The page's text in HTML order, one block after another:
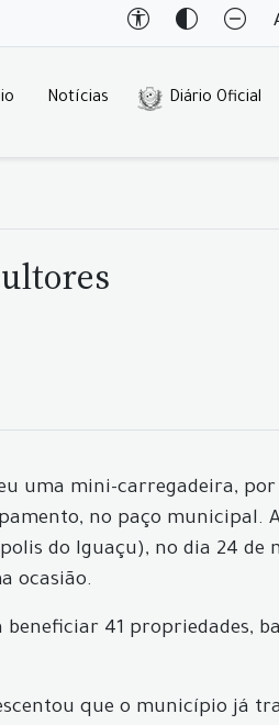
Notícias Diário Oficial
uma mini-carregadeira,
no paço municipal.
do Iguaçu), no dia 24
ocasião.
41 propriedades,
que o município já